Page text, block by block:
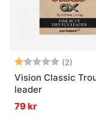
Betyg: (2)
Vision Classic
leader
79 kr